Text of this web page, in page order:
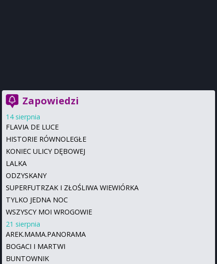
Zapowiedzi
14 sierpnia
FLAVIA DE LUCE
HISTORIE RÓWNOLEGŁE
KONIEC ULICY DĘBOWEJ
LALKA
ODZYSKANY
SUPERFUTRZAK I ZŁOŚLIWA WIEWIÓRKA
TYLKO JEDNA NOC
WSZYSCY MOI WROGOWIE
21 sierpnia
AREK.MAMA.PANORAMA
BOGACI I MARTWI
BUNTOWNIK